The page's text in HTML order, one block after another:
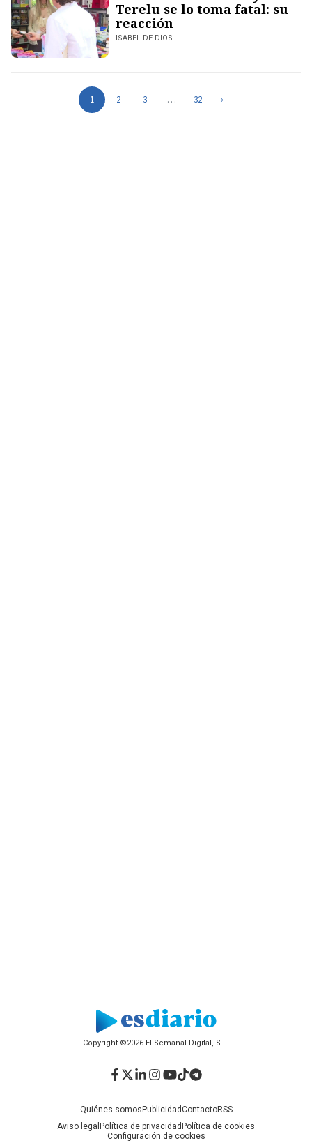
Terelu se lo toma fatal: su
reacción
ISABEL DE DIOS
1 2 3 … 32 ›
Copyright ©2026 El Semanal Digital, S.L.
Quiénes somosPublicidadContactoRSS
Aviso legal Política de privacidadPolítica de cookies
Configuración de cookies
Facebook
Twitter
LinkedIn
Instagram
YouTube
TikTok
Telegram